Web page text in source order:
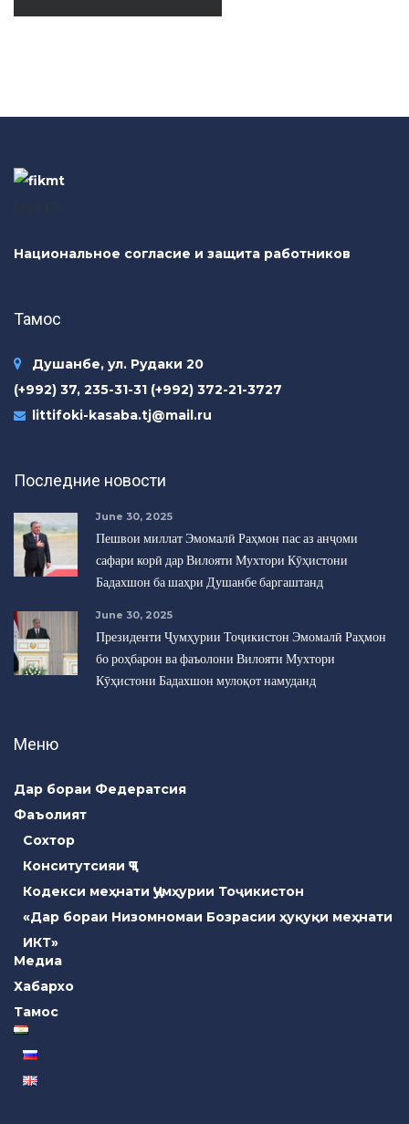
Национальное согласие и защита работников
Тамос
Душанбе, ул. Рудаки 20
(+992) 37, 235-31-31 (+992) 372-21-3727
littifoki-kasaba.tj@mail.ru
Последние новости
June 30, 2025
Пешвои миллат Эмомалӣ Раҳмон пас аз анҷоми
сафари корӣ дар Вилояти Мухтори Кӯҳистони
Бадахшон ба шаҳри Душанбе баргаштанд
June 30, 2025
Президенти Ҷумҳурии Тоҷикистон Эмомалӣ Раҳмон
бо роҳбарон ва фаъолони Вилояти Мухтори
Кӯҳистони Бадахшон мулоқот намуданд
Меню
Дар бораи Федератсия
Фаъолият
Сохтор
Конситутсияи ҶТ
Кодекси меҳнати Ҷумҳурии Тоҷикистон
«Дар бораи Низомномаи Бозрасии ҳуқуқи меҳнати
ИКТ»
Медиа
Хабархо
Тамос